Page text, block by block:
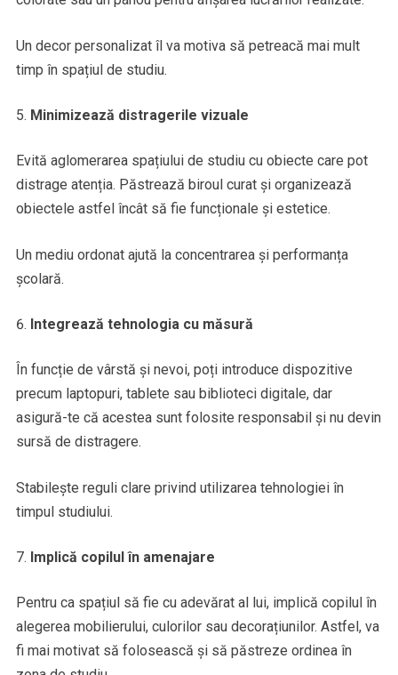
Un decor personalizat îl va motiva să petreacă mai mult
timp în spațiul de studiu.
Minimizează distragerile vizuale
Evită aglomerarea spațiului de studiu cu obiecte care pot
distrage atenția. Păstrează biroul curat și organizează
obiectele astfel încât să fie funcționale și estetice.
Un mediu ordonat ajută la concentrarea și performanța
școlară.
Integrează tehnologia cu măsură
În funcție de vârstă și nevoi, poți introduce dispozitive
precum laptopuri, tablete sau biblioteci digitale, dar
asigură-te că acestea sunt folosite responsabil și nu devin
sursă de distragere.
Stabilește reguli clare privind utilizarea tehnologiei în
timpul studiului.
Implică copilul în amenajare
Pentru ca spațiul să fie cu adevărat al lui, implică copilul în
alegerea mobilierului, culorilor sau decorațiunilor. Astfel, va
fi mai motivat să folosească și să păstreze ordinea în